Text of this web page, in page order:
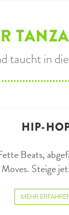
taucht in
HIP-
Beats,
Moves. Steige
MEHR